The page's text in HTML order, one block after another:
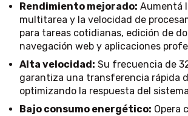
Rendimiento mejorado: Aumentá
multitarea y la velocidad de
para tareas cotidianas, edición de
navegación web y aplicaciones
Alta velocidad: Su frecuencia de
garantiza una transferencia rápida
optimizando la respuesta del
Bajo consumo energético: Opera